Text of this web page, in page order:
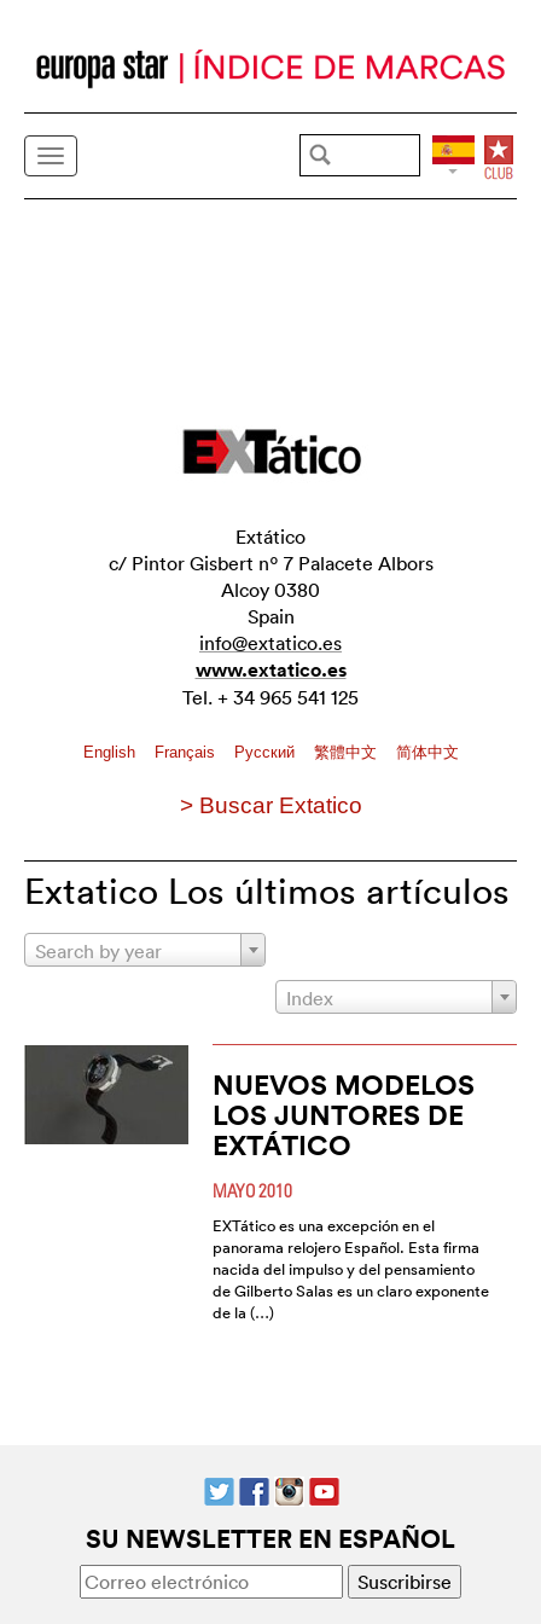
Extático
c/ Pintor Gisbert nº 7 Palacete Albors
Alcoy 0380
Spain
info@extatico.es
www.extatico.es
Tel. + 34 965 541 125
English Français Pусский 繁體中文 简体中文
> Buscar Extatico
Extatico Los últimos artículos
Search by year
Index
NUEVOS MODELOS
LOS JUNTORES DE
EXTÁTICO
MAYO 2010
EXTático es una excepción en el
panorama relojero Español. Esta firma
nacida del impulso y del pensamiento
de Gilberto Salas es un claro exponente
de la (…)
SU NEWSLETTER EN ESPAÑOL